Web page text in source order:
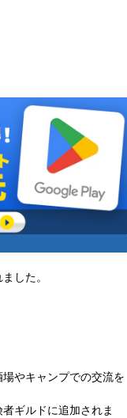
した。
やキャンプでの交流を
ギルドに追加されま